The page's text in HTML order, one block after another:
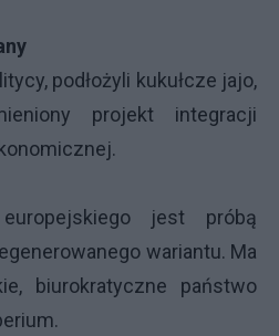
podłożyli kukułcze jajo,
projekt integracji
jest próbą
wariantu. Ma
biurokratyczne państwo